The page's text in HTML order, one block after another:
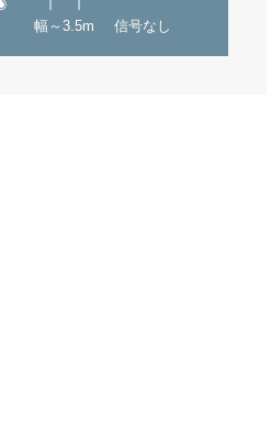
幅～3.5m 信号なし